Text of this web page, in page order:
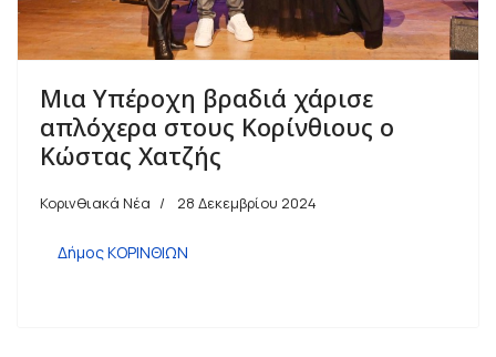
Μια Υπέροχη βραδιά χάρισε
απλόχερα στους Κορίνθιους ο
Κώστας Χατζής
Κορινθιακά Νέα 28 Δεκεμβρίου 2024
Δήμος ΚΟΡΙΝΘΙΩΝ